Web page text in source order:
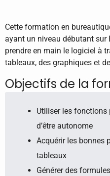
Cette formation en
ayant un niveau débutant sur
prendre en main le logiciel à
tableaux, des graphiques et
Objectifs de la
Utiliser les fonctions
d’être autonome
Acquérir les bonnes
tableaux
Générer des